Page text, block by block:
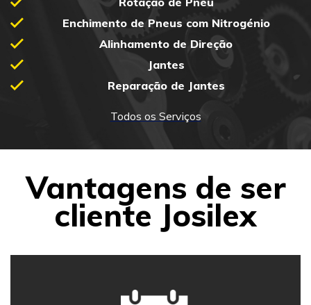
Enchimento de Pneus com Nitrogénio
Alinhamento de Direção
Jantes
Reparação de Jantes
Todos os Serviços
Vantagens de ser
cliente Josilex